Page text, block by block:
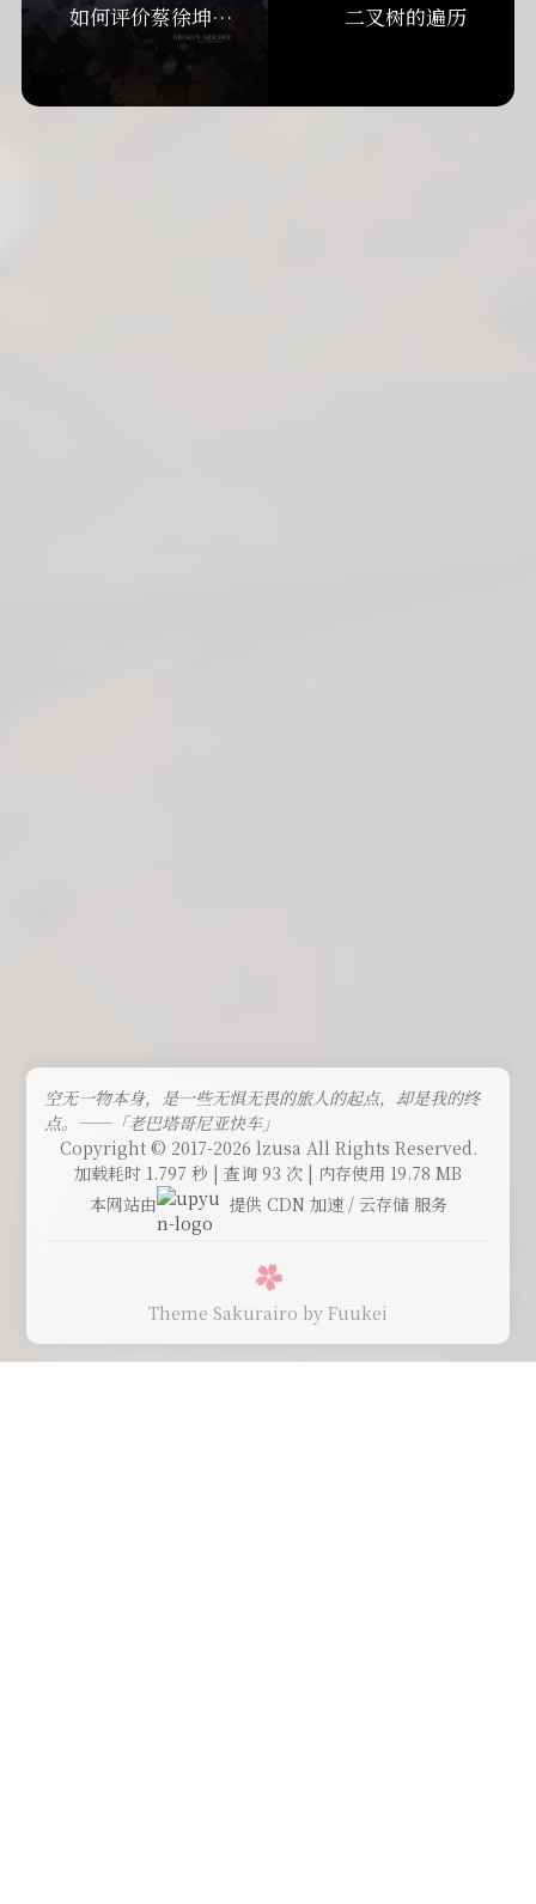
如何评价蔡徐坤宣称将起诉哔哩哔哩？ 二叉树的遍历
空无一物本身，是一些无惧无畏的旅人的起点，却是我的终
点。——「老巴塔哥尼亚快车」
Copyright © 2017-2026 lzusa All Rights Reserved.
加载耗时 1.797 秒 | 查询 93 次 | 内存使用 19.78 MB
本网站由
提供 CDN 加速 / 云存储 服务
Theme Sakurairo by Fuukei